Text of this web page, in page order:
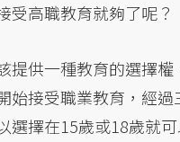
受高職教育就夠了呢？
提供一種教育的選擇權
始接受職業教育，經過
選擇在15歲或18歲就